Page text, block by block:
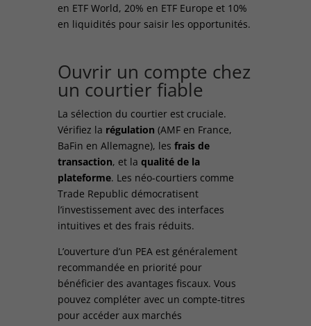
en ETF World, 20% en ETF Europe et 10%
en liquidités pour saisir les opportunités.
Ouvrir un compte chez
un courtier fiable
La sélection du courtier est cruciale.
Vérifiez la régulation (AMF en France,
BaFin en Allemagne), les frais de
transaction, et la qualité de la
plateforme. Les néo-courtiers comme
Trade Republic démocratisent
l’investissement avec des interfaces
intuitives et des frais réduits.
L’ouverture d’un PEA est généralement
recommandée en priorité pour
bénéficier des avantages fiscaux. Vous
pouvez compléter avec un compte-titres
pour accéder aux marchés